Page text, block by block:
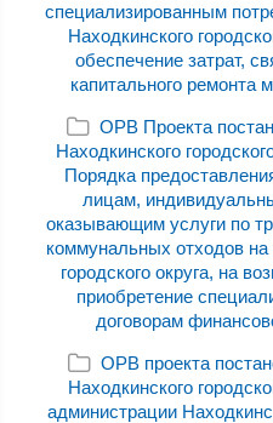
специализированным
Находкинского
обеспечение затрат,
капитального ремонта
ОРВ Проекта
Находкинского
Порядка
лицам,
оказывающим услуги по
коммунальных отходов на
городского округа, на
приобретение
договорам
ОРВ проекта
Находкинского
администрации